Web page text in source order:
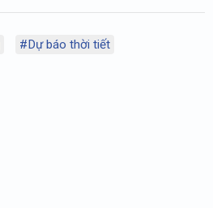
#Dự báo thời tiết